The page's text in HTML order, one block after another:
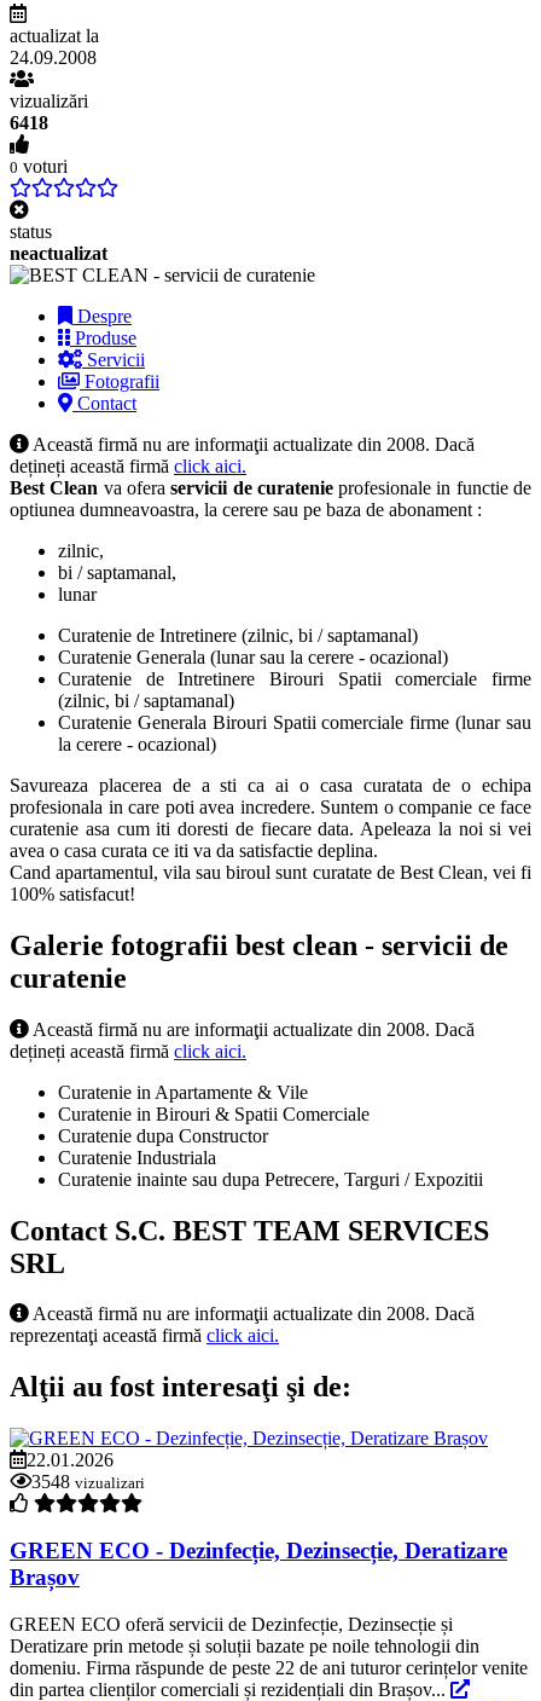
actualizat la
24.09.2008
vizualizări
6418
0 voturi
status
neactualizat
Despre
Produse
Servicii
Fotografii
Contact
Această firmă nu are informaţii actualizate din 2008. Dacă
dețineți această firmă click aici.
Best Clean va oferaservicii de curatenieprofesionale in functie de
optiunea dumneavoastra, la cerere sau pe baza de abonament :
zilnic,
bi / saptamanal,
lunar
Curatenie de Intretinere (zilnic, bi / saptamanal)
Curatenie Generala (lunar sau la cerere - ocazional)
Curatenie de Intretinere Birouri Spatii comerciale firme
(zilnic, bi / saptamanal)
Curatenie Generala Birouri Spatii comerciale firme (lunar sau
la cerere - ocazional)
Savureaza placerea de a sti ca ai o casa curatata de o echipa
profesionala in care poti avea incredere. Suntem o companie ce face
curatenie asa cum iti doresti de fiecare data. Apeleaza la noi si vei
avea o casa curata ce iti va da satisfactie deplina.
Cand apartamentul, vila sau biroul sunt curatate de Best Clean, vei fi
100% satisfacut!
Galerie fotografii best clean - servicii de
curatenie
Această firmă nu are informaţii actualizate din 2008. Dacă
dețineți această firmă click aici.
Curatenie in Apartamente & Vile
Curatenie in Birouri & Spatii Comerciale
Curatenie dupa Constructor
Curatenie Industriala
Curatenie inainte sau dupa Petrecere, Targuri / Expozitii
Contact S.C. BEST TEAM SERVICES
SRL
Această firmă nu are informaţii actualizate din 2008. Dacă
reprezentaţi această firmă click aici.
Alţii au fost interesaţi şi de:
22.01.2026
3548 vizualizari
GREEN ECO - Dezinfecție, Dezinsecție, Deratizare
Brașov
GREEN ECO oferă servicii de Dezinfecție, Dezinsecție și
Deratizare prin metode și soluții bazate pe noile tehnologii din
domeniu. Firma răspunde de peste 22 de ani tuturor cerințelor venite
din partea clienților comerciali și rezidențiali din Brașov...